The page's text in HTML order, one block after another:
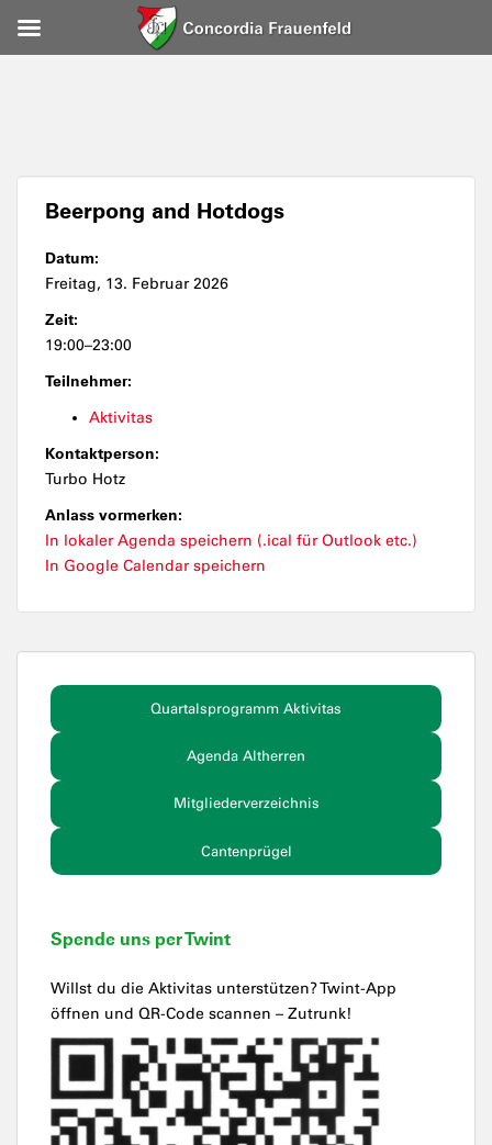
Beerpong and Hotdogs
Datum:
Freitag, 13. Februar 2026
Zeit:
19:00–23:00
Teilnehmer:
Aktivitas
Kontaktperson:
Turbo Hotz
Anlass vormerken:
In lokaler Agenda speichern (.ical für Outlook etc.)
In Google Calendar speichern
Quartalsprogramm Aktivitas
Agenda Altherren
Mitgliederverzeichnis
Cantenprügel
Spende uns per Twint
Willst du die Aktivitas unterstützen? Twint-App
öffnen und QR-Code scannen – Zutrunk!